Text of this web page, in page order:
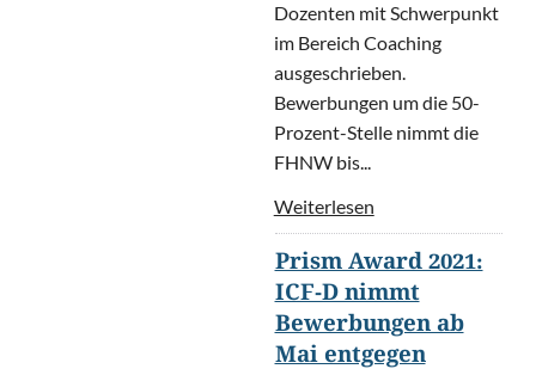
Dozenten mit Schwerpunkt
im Bereich Coaching
ausgeschrieben.
Bewerbungen um die 50-
Prozent-Stelle nimmt die
FHNW bis...
Weiterlesen
Prism Award 2021:
ICF-D nimmt
Bewerbungen ab
Mai entgegen